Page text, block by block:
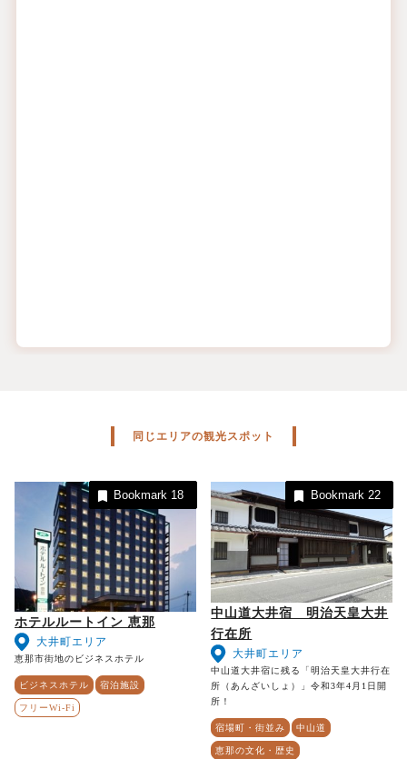
同じエリアの観光スポット
ホテルルートイン 恵那
大井町エリア
恵那市街地のビジネスホテル
ビジネスホテル 宿泊施設
フリーWi-Fi
Bookmark 18
中山道大井宿 明治天皇大井
行在所
大井町エリア
中山道大井宿に残る「明治天皇大井行在
所（あんざいしょ）」令和3年4月1日開
所！
宿場町・街並み 中山道
恵那の文化・歴史
Bookmark 22